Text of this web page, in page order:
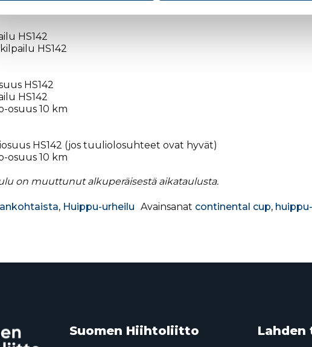
HS142
HS142
HS142
HS142
osuus 10 km
HS142 (jos tuuliolosuhteet ovat hyvät)
osuus 10 km
on muuttunut alkuperäisestä aikataulusta.
, Huippu-urheilu Avainsanat continental cup,
Suomen Hiihtoliitto